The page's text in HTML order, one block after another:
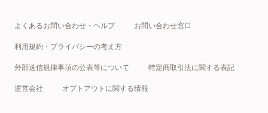
よくあるお問い合わせ・ヘルプ お問い合わせ窓口
利用規約・プライバシーの考え方
外部送信規律事項の公表等について 特定商取引法に関する表記
運営会社 オプトアウトに関する情報